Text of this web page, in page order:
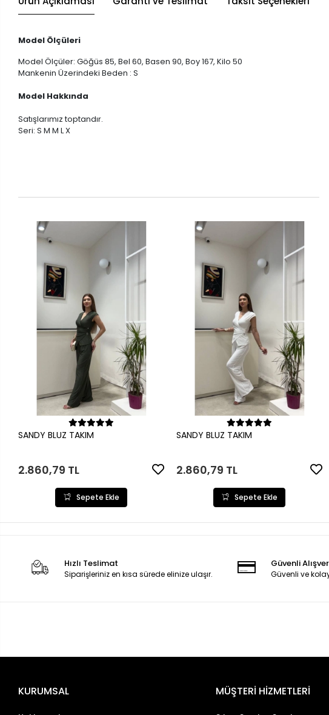
Model Ölçüleri
Model Ölçüler: Göğüs 85, Bel 60, Basen 90, Boy 167, Kilo 50
Mankenin Üzerindeki Beden : S
Model Hakkında
Satışlarımız toptandır.
Seri: S M M L X
Sepete Ekle
SANDY BLUZ TAKIM
2.860,79 TL
Sepete Ekle
Sepete Ekle
SANDY BLUZ TAKIM
2.860,79 TL
Sepete Ekle
Hızlı Teslimat
Siparişleriniz en kısa sürede elinize ulaşır.
Güvenli
Güvenli ve
KURUMSAL MÜŞTERİ HİZMETLERİ